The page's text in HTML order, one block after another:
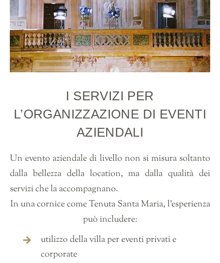
I SERVIZI PER
L’ORGANIZZAZIONE DI EVENTI
AZIENDALI
Un evento aziendale di livello non si misura soltanto
dalla bellezza della location, ma dalla qualità dei
servizi che la accompagnano.
In una cornice come Tenuta Santa Maria, l’esperienza
può includere:
utilizzo della villa per eventi privati e
corporate